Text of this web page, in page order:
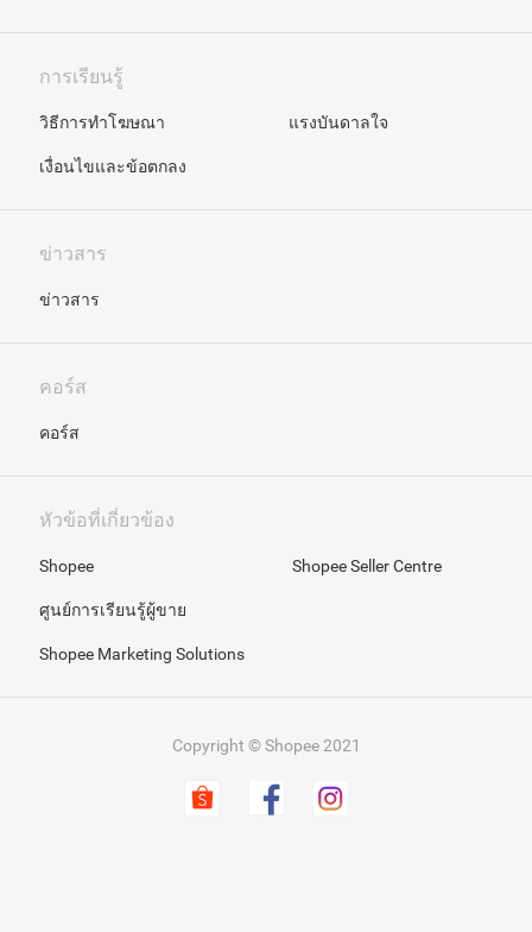
การเรียนรู้
วิธีการทำโฆษณา แรงบันดาลใจ
เงื่อนไขและข้อตกลง
ข่าวสาร
ข่าวสาร
คอร์ส
คอร์ส
หัวข้อที่เกี่ยวข้อง
Shopee Shopee Seller Centre
ศูนย์การเรียนรู้ผู้ขาย
Shopee Marketing Solutions
Copyright © Shopee 2021